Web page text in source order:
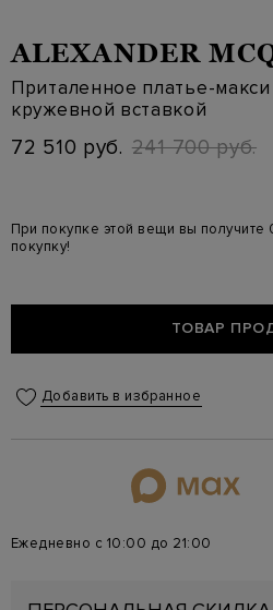
ALEXANDER
Приталенное платье-
кружевной вставкой
72 510 руб. 241 700 руб.
При покупке этой вещи вы
покупку!
ТОВАР
Добавить в избранное
Ежедневно с 10:00 до 21:00